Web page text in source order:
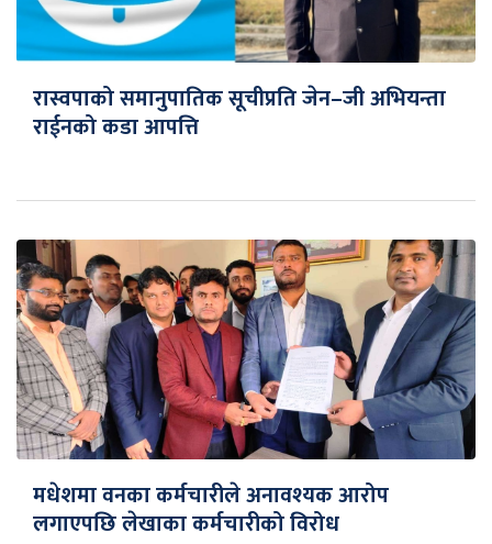
रास्वपाको समानुपातिक सूचीप्रति जेन–जी अभियन्ता
राईनको कडा आपत्ति
मधेशमा वनका कर्मचारीले अनावश्यक आरोप
लगाएपछि लेखाका कर्मचारीको विरोध